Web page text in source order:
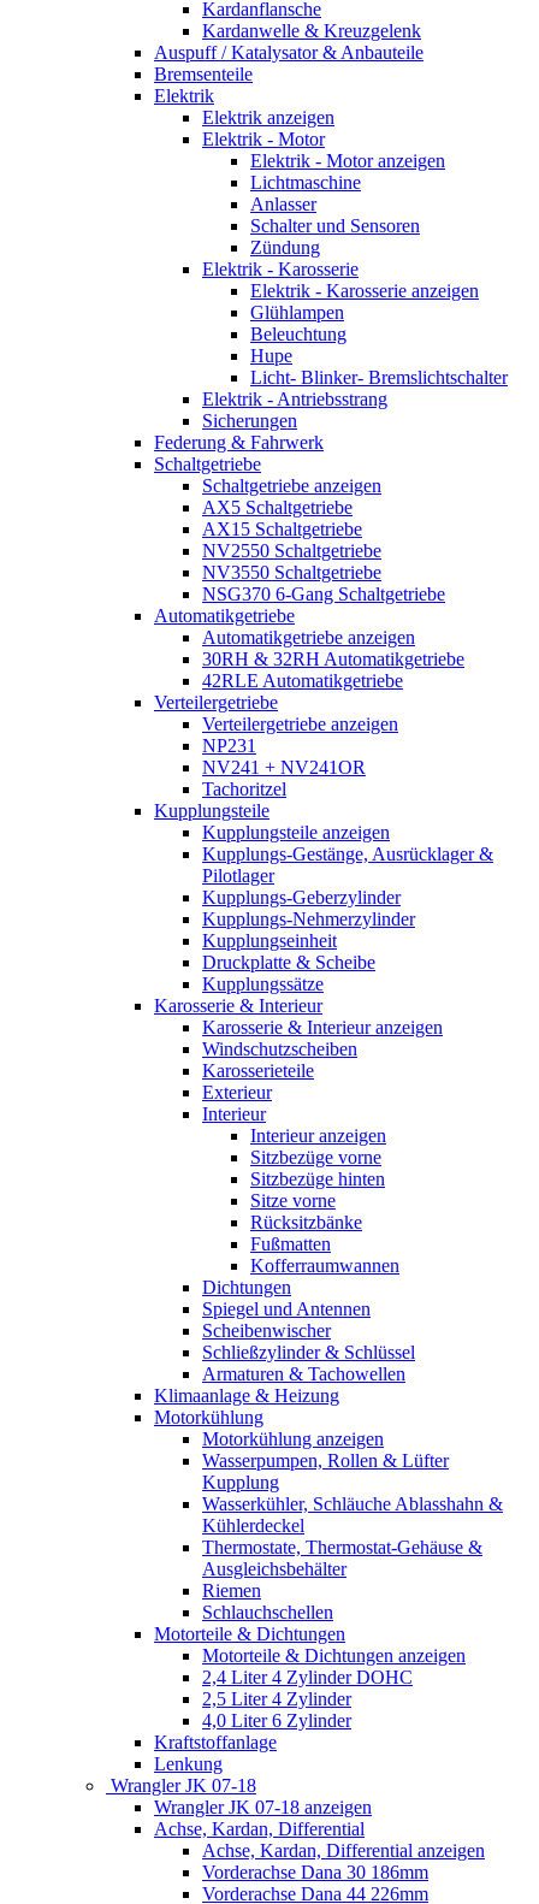
Kardanflansche
Kardanwelle & Kreuzgelenk
Auspuff / Katalysator & Anbauteile
Bremsenteile
Elektrik
Elektrik anzeigen
Elektrik - Motor
Elektrik - Motor anzeigen
Lichtmaschine
Anlasser
Schalter und Sensoren
Zündung
Elektrik - Karosserie
Elektrik - Karosserie anzeigen
Glühlampen
Beleuchtung
Hupe
Licht- Blinker- Bremslichtschalter
Elektrik - Antriebsstrang
Sicherungen
Federung & Fahrwerk
Schaltgetriebe
Schaltgetriebe anzeigen
AX5 Schaltgetriebe
AX15 Schaltgetriebe
NV2550 Schaltgetriebe
NV3550 Schaltgetriebe
NSG370 6-Gang Schaltgetriebe
Automatikgetriebe
Automatikgetriebe anzeigen
30RH & 32RH Automatikgetriebe
42RLE Automatikgetriebe
Verteilergetriebe
Verteilergetriebe anzeigen
NP231
NV241 + NV241OR
Tachoritzel
Kupplungsteile
Kupplungsteile anzeigen
Kupplungs-Gestänge, Ausrücklager &
Pilotlager
Kupplungs-Geberzylinder
Kupplungs-Nehmerzylinder
Kupplungseinheit
Druckplatte & Scheibe
Kupplungssätze
Karosserie & Interieur
Karosserie & Interieur anzeigen
Windschutzscheiben
Karosserieteile
Exterieur
Interieur
Interieur anzeigen
Sitzbezüge vorne
Sitzbezüge hinten
Sitze vorne
Rücksitzbänke
Fußmatten
Kofferraumwannen
Dichtungen
Spiegel und Antennen
Scheibenwischer
Schließzylinder & Schlüssel
Armaturen & Tachowellen
Klimaanlage & Heizung
Motorkühlung
Motorkühlung anzeigen
Wasserpumpen, Rollen & Lüfter
Kupplung
Wasserkühler, Schläuche Ablasshahn &
Kühlerdeckel
Thermostate, Thermostat-Gehäuse &
Ausgleichsbehälter
Riemen
Schlauchschellen
Motorteile & Dichtungen
Motorteile & Dichtungen anzeigen
2,4 Liter 4 Zylinder DOHC
2,5 Liter 4 Zylinder
4,0 Liter 6 Zylinder
Kraftstoffanlage
Lenkung
Wrangler JK 07-18
Wrangler JK 07-18 anzeigen
Achse, Kardan, Differential
Achse, Kardan, Differential anzeigen
Vorderachse Dana 30 186mm
Vorderachse Dana 44 226mm